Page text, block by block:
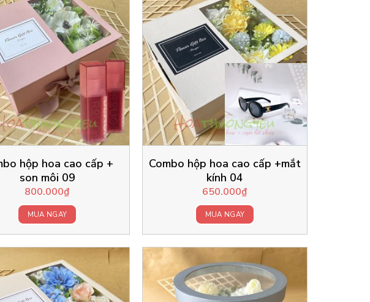
hộp hoa cao cấp +
son môi 09
800.000₫
MUA NGAY
Combo hộp hoa cao cấp +mắt
kính 04
650.000₫
MUA NGAY